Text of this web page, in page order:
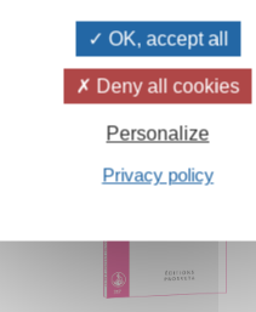
L'art et la vie
OK, accept all
Deny all cookies
Personalize
Privacy policy